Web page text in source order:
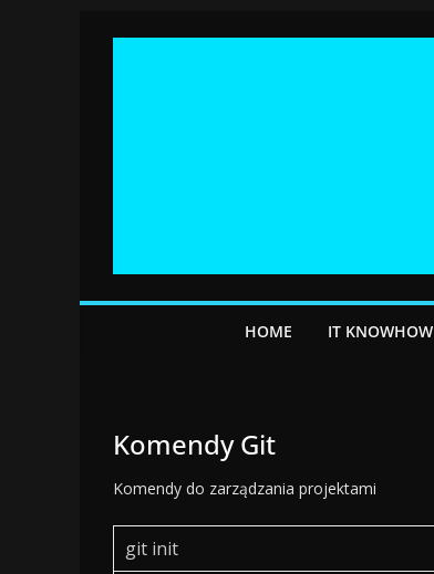
HOME IT KNOWHOW
Komendy Git
Komendy do zarządzania projektami
git init